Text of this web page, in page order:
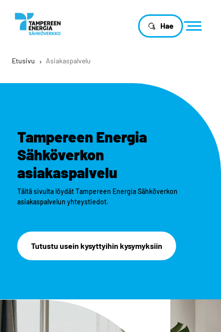
Hae
Etusivu › Asiakaspalvelu
Tampereen Energia
Sähköverkon
asiakaspalvelu
Tältä sivulta löydät Tampereen Energia Sähköverkon
asiakaspalvelun yhteystiedot.
Tutustu usein kysyttyihin kysymyksiin